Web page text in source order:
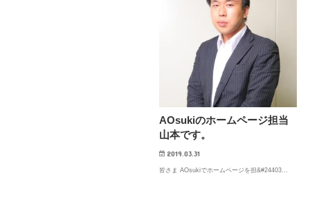
AOsukiのホームページ担当
山本です。
2019.03.31
皆さま AOsukiでホームページを担&#24403…